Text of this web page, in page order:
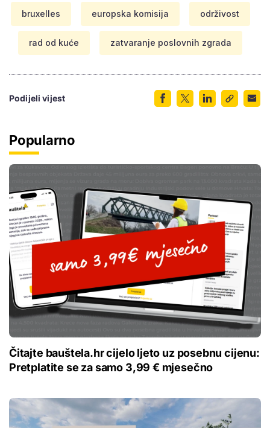
bruxelles europska komisija održivost
rad od kuće zatvaranje poslovnih zgrada
Podijeli vijest
Popularno
Čitajte bauštela.hr cijelo ljeto uz posebnu cijenu:
Pretplatite se za samo 3,99 € mjesečno